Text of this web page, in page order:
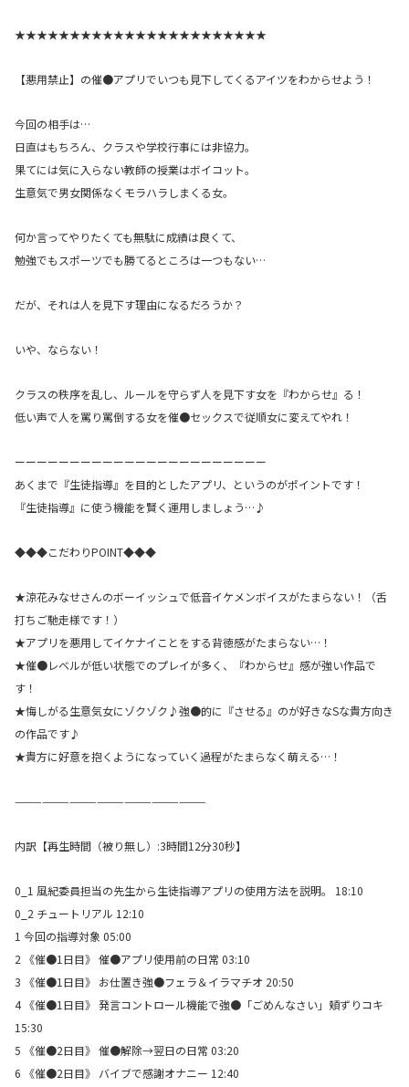
★★★★★★★★★★★★★★★★★★★★★★★
【悪用禁止】の催●アプリでいつも見下してくるアイツをわからせよう！
今回の相手は…
日直はもちろん、クラスや学校行事には非協力。
果てには気に入らない教師の授業はボイコット。
生意気で男女関係なくモラハラしまくる女。
何か言ってやりたくても無駄に成績は良くて、
勉強でもスポーツでも勝てるところは一つもない…
だが、それは人を見下す理由になるだろうか？
いや、ならない！
クラスの秩序を乱し、ルールを守らず人を見下す女を『わからせ』る！
低い声で人を罵り罵倒する女を催●セックスで従順女に変えてやれ！
ーーーーーーーーーーーーーーーーーーーーーーー
あくまで『生徒指導』を目的としたアプリ、というのがポイントです！
『生徒指導』に使う機能を賢く運用しましょう…♪
◆◆◆こだわりPOINT◆◆◆
★涼花みなせさんのボーイッシュで低音イケメンボイスがたまらない！（舌
打ちご馳走様です！）
★アプリを悪用してイケナイことをする背徳感がたまらない…！
★催●レベルが低い状態でのプレイが多く、『わからせ』感が強い作品で
す！
★悔しがる生意気女にゾクゾク♪強●的に『させる』のが好きなSな貴方向き
の作品です♪
★貴方に好意を抱くようになっていく過程がたまらなく萌える…！
—————————————————————
内訳【再生時間（被り無し）:3時間12分30秒】
0_1 風紀委員担当の先生から生徒指導アプリの使用方法を説明。 18:10
0_2 チュートリアル 12:10
1 今回の指導対象 05:00
2 《催●1日目》 催●アプリ使用前の日常 03:10
3 《催●1日目》 お仕置き強●フェラ＆イラマチオ 20:50
4 《催●1日目》 発言コントロール機能で強●「ごめんなさい」頬ずりコキ
15:30
5 《催●2日目》 催●解除→翌日の日常 03:20
6 《催●2日目》 バイブで感謝オナニー 12:40